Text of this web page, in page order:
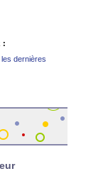
:
dernières